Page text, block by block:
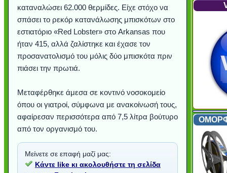
καταναλώσει 62.000 θερμίδες. Είχε στόχο να
σπάσει το ρεκόρ κατανάλωσης μπισκότων στο
εστιατόριο «Red Lobster» στο Arkansas που
ήταν 415, αλλά ζαλίστηκε και έχασε τον
προσανατολισμό του μόλις δύο μπισκότα πριν
πιάσει την πρωτιά.
Μεταφέρθηκε άμεσα σε κοντινό νοσοκομείο
όπου οι γιατροί, σύμφωνα με ανακοίνωσή τους,
αφαίρεσαν περισσότερα από 7,5 λίτρα βούτυρο
από τον οργανισμό του.
Μείνετε σε επαφή μαζί μας:
Κάντε like κι ακολουθήστε τη σελίδα